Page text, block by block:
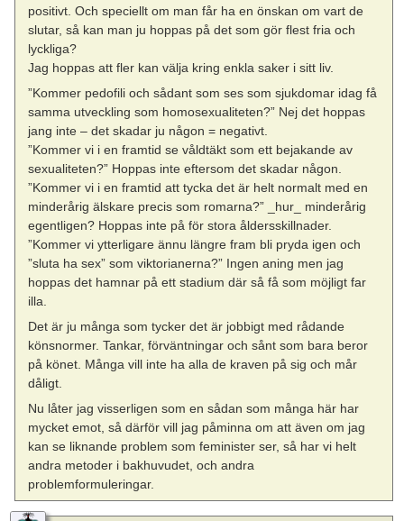
positivt. Och speciellt om man får ha en önskan om vart de
slutar, så kan man ju hoppas på det som gör flest fria och
lyckliga?
Jag hoppas att fler kan välja kring enkla saker i sitt liv.
”Kommer pedofili och sådant som ses som sjukdomar idag få
samma utveckling som homosexualiteten?” Nej det hoppas
jang inte – det skadar ju någon = negativt.
”Kommer vi i en framtid se våldtäkt som ett bejakande av
sexualiteten?” Hoppas inte eftersom det skadar någon.
”Kommer vi i en framtid att tycka det är helt normalt med en
minderårig älskare precis som romarna?” _hur_ minderårig
egentligen? Hoppas inte på för stora åldersskillnader.
”Kommer vi ytterligare ännu längre fram bli pryda igen och
”sluta ha sex” som viktorianerna?” Ingen aning men jag
hoppas det hamnar på ett stadium där så få som möjligt far
illa.
Det är ju många som tycker det är jobbigt med rådande
könsnormer. Tankar, förväntningar och sånt som bara beror
på könet. Många vill inte ha alla de kraven på sig och mår
dåligt.
Nu låter jag visserligen som en sådan som många här har
mycket emot, så därför vill jag påminna om att även om jag
kan se liknande problem som feminister ser, så har vi helt
andra metoder i bakhuvudet, och andra
problemformuleringar.